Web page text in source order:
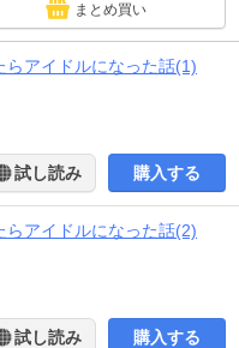
まとめ買い
らアイドルになった話(1)
試し読み 購入する
らアイドルになった話(2)
試し読み 購入する